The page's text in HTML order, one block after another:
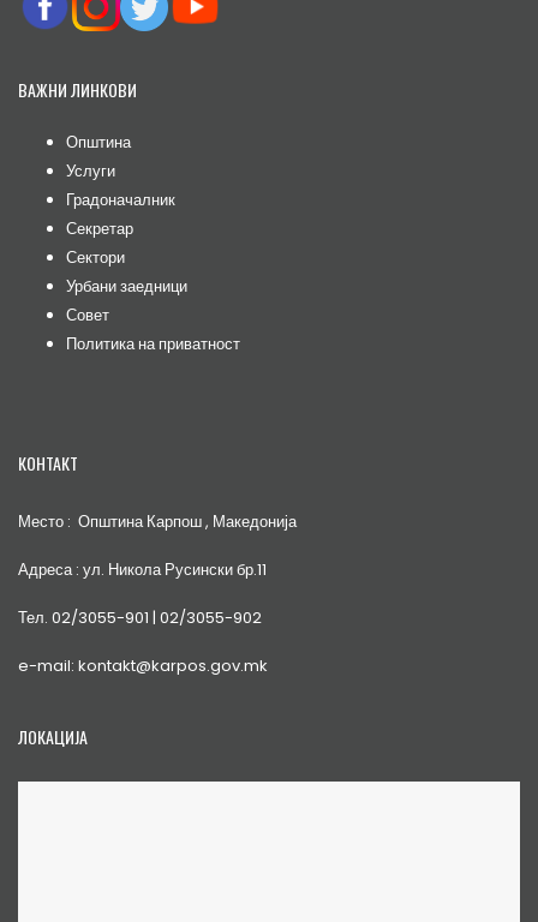
ВАЖНИ ЛИНКОВИ
Општина
Услуги
Градоначалник
Секретар
Сектори
Урбани заедници
Совет
Политика на приватност
КОНТАКТ
Место : Општина Карпош , Македонија
Адреса : ул. Никола Русински бр.11
Тел. 02/3055-901 | 02/3055-902
e-mail: kontakt@karpos.gov.mk
ЛОКАЦИЈА